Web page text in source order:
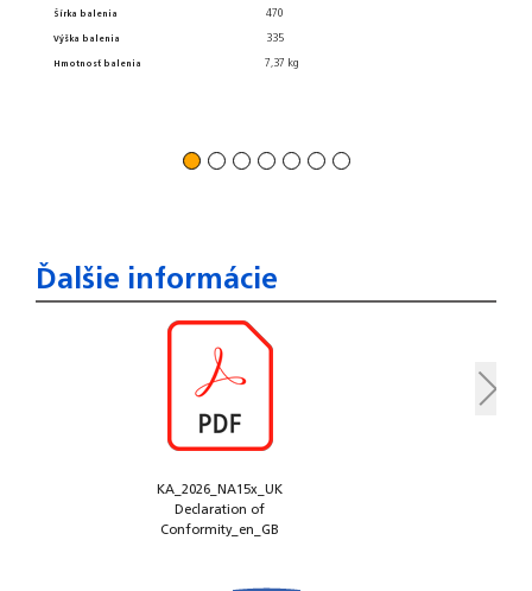
Šírka balenia
Výška balenia
Hmotnosť balenia
470
335
7,37 kg
KA_2026_NA15x_UK
Declaration of
Conformity_en_GB
Ďalšie informácie